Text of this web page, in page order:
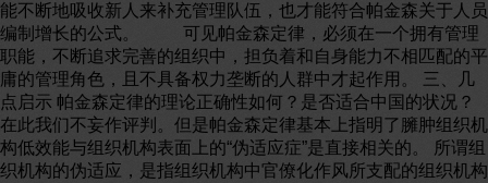
能不断地吸收新人来补充管理队伍，也才能符合帕金森关于人员
编制增长的公式。 可见帕金森定律，必须在一个拥有管理
职能，不断追求完善的组织中，担负着和自身能力不相匹配的平
庸的管理角色，且不具备权力垄断的人群中才起作用。 三、几
点启示 帕金森定律的理论正确性如何？是否适合中国的状况？
在此我们不妄作评判。但是帕金森定律基本上指明了臃肿组织机
构低效能与组织机构表面上的“伪适应症”是直接相关的。 所谓组
织机构的伪适应，是指组织机构中官僚化作风所支配的组织机构